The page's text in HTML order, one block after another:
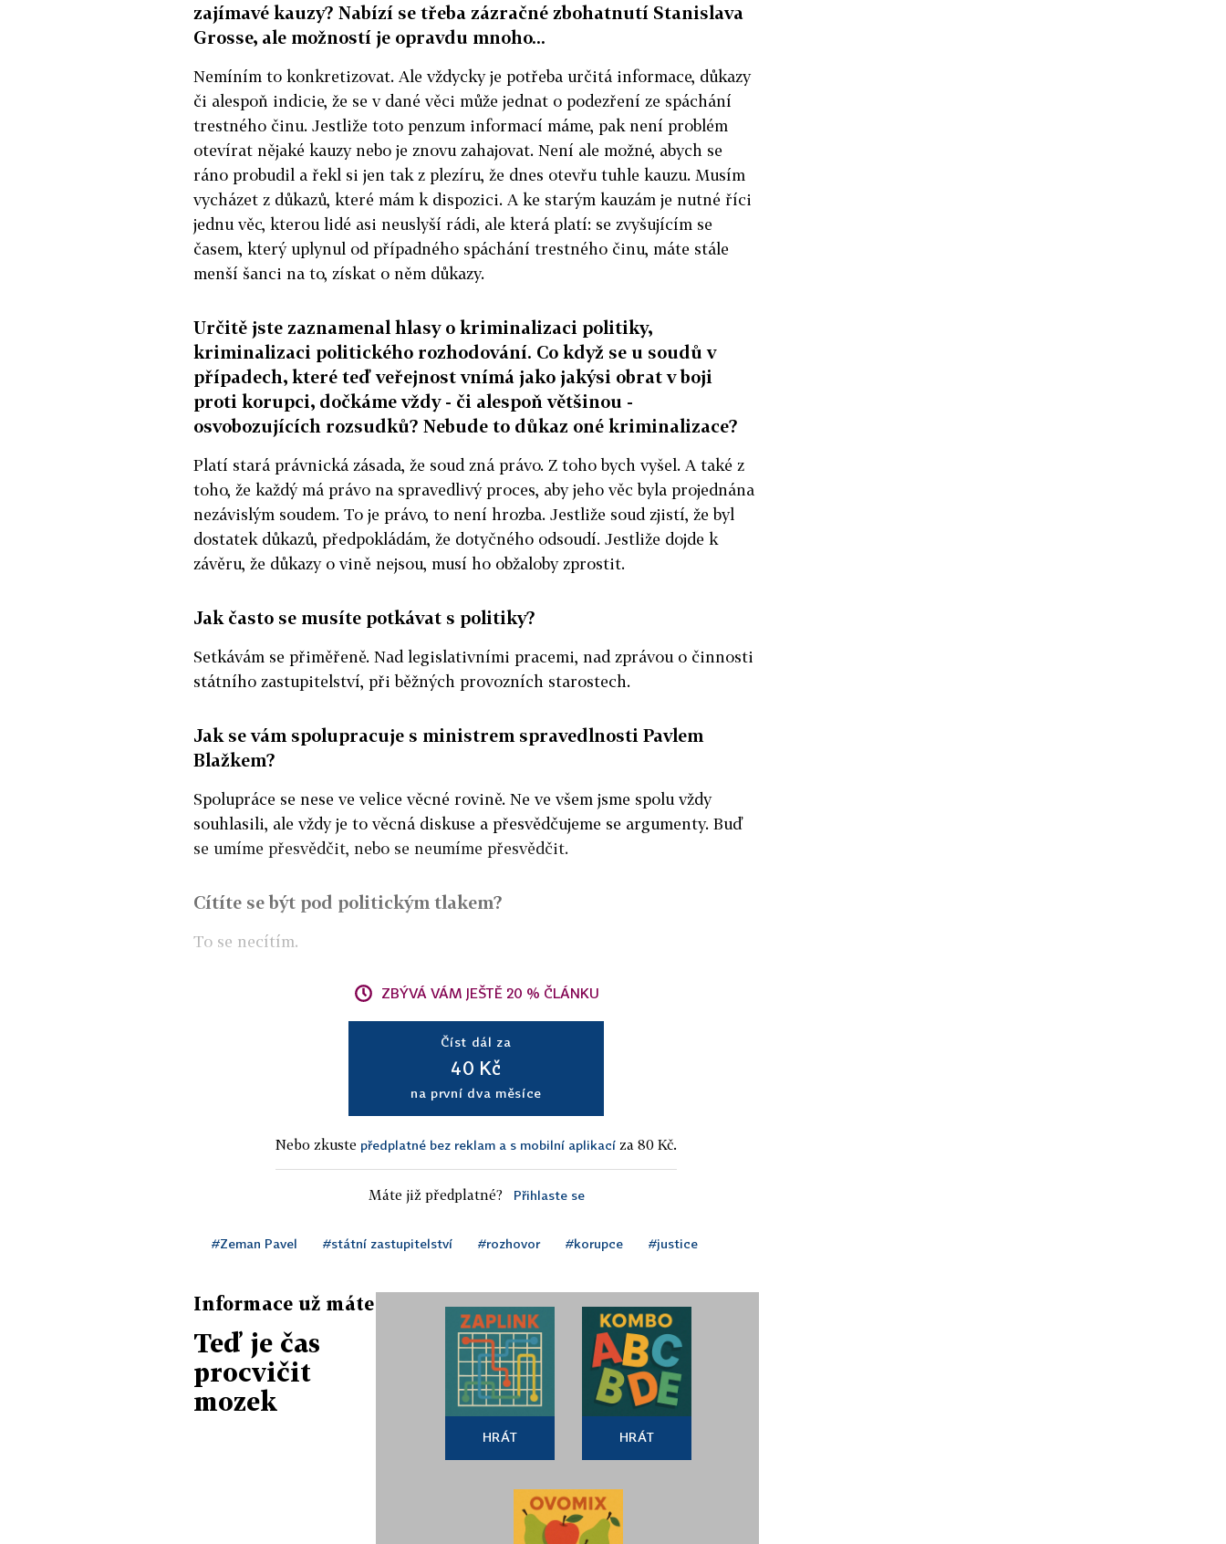
zajímavé kauzy? Nabízí se třeba zázračné zbohatnutí Stanislava
Grosse, ale možností je opravdu mnoho...
Nemíním to konkretizovat. Ale vždycky je potřeba určitá informace, důkazy
či alespoň indicie, že se v dané věci může jednat o podezření ze spáchání
trestného činu. Jestliže toto penzum informací máme, pak není problém
otevírat nějaké kauzy nebo je znovu zahajovat. Není ale možné, abych se
ráno probudil a řekl si jen tak z plezíru, že dnes otevřu tuhle kauzu. Musím
vycházet z důkazů, které mám k dispozici. A ke starým kauzám je nutné říci
jednu věc, kterou lidé asi neuslyší rádi, ale která platí: se zvyšujícím se
časem, který uplynul od případného spáchání trestného činu, máte stále
menší šanci na to, získat o něm důkazy.
Určitě jste zaznamenal hlasy o kriminalizaci politiky,
kriminalizaci politického rozhodování. Co když se u soudů v
případech, které teď veřejnost vnímá jako jakýsi obrat v boji
proti korupci, dočkáme vždy - či alespoň většinou -
osvobozujících rozsudků? Nebude to důkaz oné kriminalizace?
Platí stará právnická zásada, že soud zná právo. Z toho bych vyšel. A také z
toho, že každý má právo na spravedlivý proces, aby jeho věc byla projednána
nezávislým soudem. To je právo, to není hrozba. Jestliže soud zjistí, že byl
dostatek důkazů, předpokládám, že dotyčného odsoudí. Jestliže dojde k
závěru, že důkazy o vině nejsou, musí ho obžaloby zprostit.
Jak často se musíte potkávat s politiky?
Setkávám se přiměřeně. Nad legislativními pracemi, nad zprávou o činnosti
státního zastupitelství, při běžných provozních starostech.
Jak se vám spolupracuje s ministrem spravedlnosti Pavlem
Blažkem?
Spolupráce se nese ve velice věcné rovině. Ne ve všem jsme spolu vždy
souhlasili, ale vždy je to věcná diskuse a přesvědčujeme se argumenty. Buď
se umíme přesvědčit, nebo se neumíme přesvědčit.
Cítíte se být pod politickým tlakem?
To se necítím.
ZBÝVÁ VÁM JEŠTĚ 20 % ČLÁNKU
Číst dál za
40 Kč
na první dva měsíce
Nebo zkuste předplatné bez reklam a s mobilní aplikací za 80 Kč.
Máte již předplatné? Přihlaste se
#Zeman Pavel #státní zastupitelství #rozhovor #korupce #justice
Informace už máte
Teď je čas
procvičit
mozek
HRÁT HRÁT